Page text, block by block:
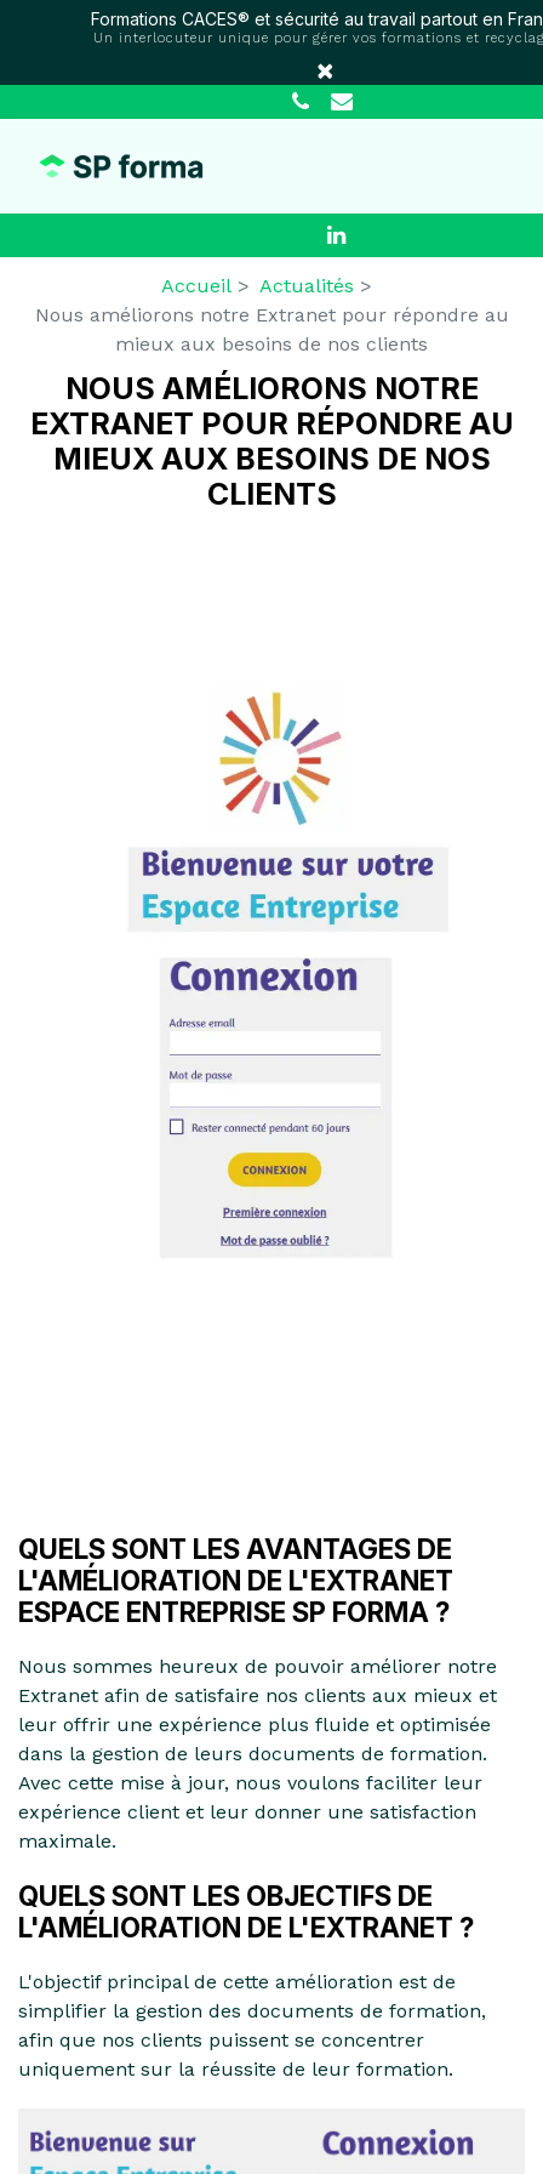
Formations CACES® et sécurité au travail partout en
Un interlocuteur unique pour gérer vos formations et
×
Accueil
Actualités
Nous améliorons notre Extranet pour répondre au
mieux aux besoins de nos clients
NOUS AMÉLIORONS NOTRE
EXTRANET POUR RÉPONDRE AU
MIEUX AUX BESOINS DE NOS
CLIENTS
QUELS SONT LES AVANTAGES DE
L'AMÉLIORATION DE L'EXTRANET
ESPACE ENTREPRISE SP FORMA ?
Nous sommes heureux de pouvoir améliorer notre
Extranet afin de satisfaire nos clients aux mieux et
leur offrir une expérience plus fluide et optimisée
dans la gestion de leurs documents de formation.
Avec cette mise à jour, nous voulons faciliter leur
expérience client et leur donner une satisfaction
maximale.
QUELS SONT LES OBJECTIFS DE
L'AMÉLIORATION DE L'EXTRANET ?
L'objectif principal de cette amélioration est de
simplifier la gestion des documents de formation,
afin que nos clients puissent se concentrer
uniquement sur la réussite de leur formation.
Panneau de gestion des cookies